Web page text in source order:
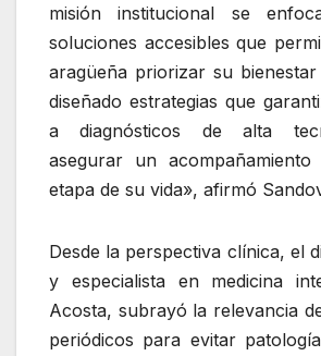
misión institucional se
soluciones accesibles que
aragüeña priorizar su
diseñado estrategias que
a diagnósticos de alta
asegurar un
etapa de su vida», afirmó
Desde la perspectiva clínica, el
y especialista en medicina
Acosta, subrayó la relevancia
periódicos para evitar